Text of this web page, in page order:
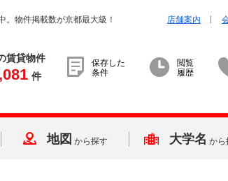
物件掲載数が京都最大級！ 店舗案内
賃貸物件
件
保存した
条件
閲覧
履歴
地図 から探す 大学名 から